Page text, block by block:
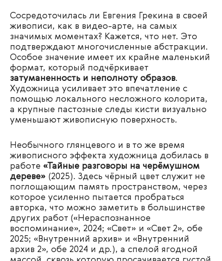
Сосредоточилась ли Евгения Грекина в своей
живописи, как в видео-арте, на самых
значимых моментах? Кажется, что нет. Это
подтверждают многочисленные абстракции.
Особое значение имеет их крайне маленький
формат, который подчёркивает
затуманенность и неполноту образов.
Художница усиливает это впечатление с
помощью локального несложного колорита,
а крупные пастозные следы кисти визуально
уменьшают живописную поверхность.
Необычного глянцевого и в то же время
живописного эффекта художница добилась в
работе «Тайные разговоры на черёмушном
дереве» (2025). Здесь чёрный цвет служит не
поглощающим память пространством, через
которое усиленно пытается пробраться
авторка, что можно заметить в большинстве
других работ («Нераспознанное
воспоминание», 2024; «Свет» и «Свет 2», обе
2025; «Внутренний архив» и «Внутренний
архив 2», обе 2024 и др.), а спелой ягодной